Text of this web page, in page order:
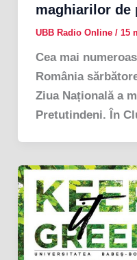
maghiarilor de
UBB Radio Online / 15
Cea mai
România
Ziua Națională a
Pretutindeni. În